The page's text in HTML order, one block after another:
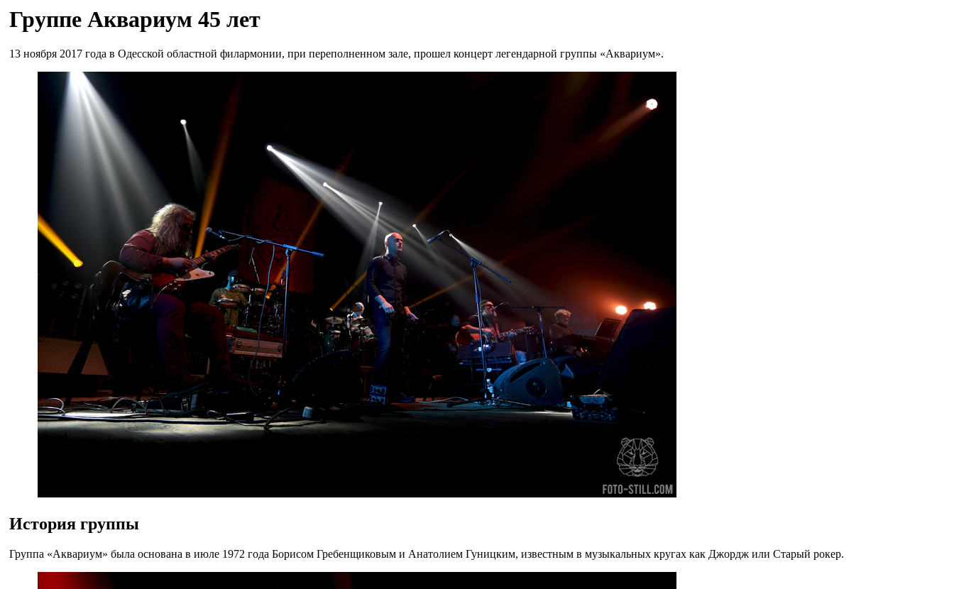
Группе Аквариум 45 лет
13 ноября 2017 года в Одесской областной филармонии, при переполненном зале, прошел концерт легендарной группы «Аквариум».
История группы
Группа «Аквариум» была основана в июле 1972 года Борисом Гребенщиковым и Анатолием Гуницким, известным в музыкальных кругах как Джордж или Старый рокер.